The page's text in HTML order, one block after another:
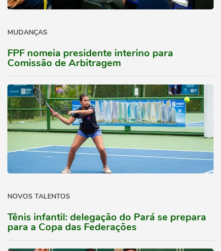
MUDANÇAS
FPF nomeia presidente interino para
Comissão de Arbitragem
NOVOS TALENTOS
Tênis infantil: delegação do Pará se prepara
para a Copa das Federações